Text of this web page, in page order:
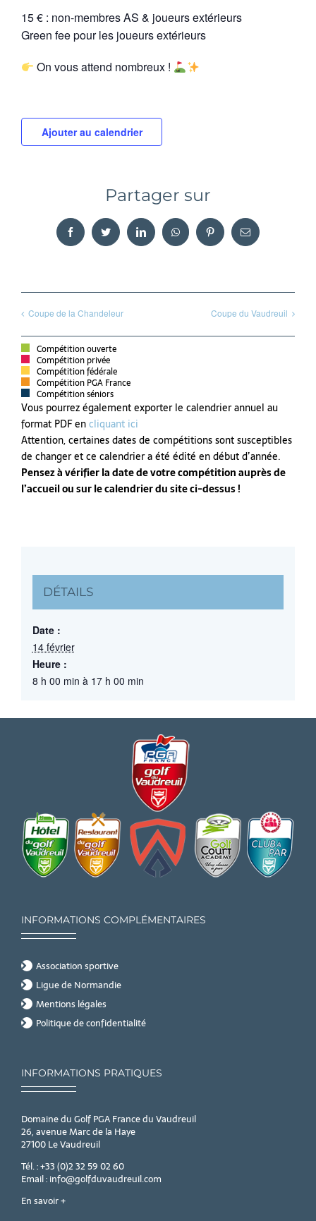
15 € : non-membres AS & joueurs extérieurs
Green fee pour les joueurs extérieurs
On vous attend nombreux !
Ajouter au calendrier
Partager sur
FacebookTwitter LinkedInWhatsAppPinterestEmail
Coupe de la Chandeleur Coupe du Vaudreuil
Compétition ouverte
Compétition privée
Compétition fédérale
Compétition PGA France
Compétition séniors
Vous pourrez également exporter le calendrier annuel au
format PDF encliquant ici
Attention, certaines dates de compétitions sont susceptibles
de changer et ce calendrier a été édité en début d’année.
Pensez à vérifier la date de votre compétition auprès de
l’accueil ou sur le calendrier du site ci-dessus !
DÉTAILS
Date :
14 février
Heure :
8 h 00 min à 17 h 00 min
INFORMATIONS COMPLÉMENTAIRES
Association sportive
Ligue de Normandie
Mentions légales
Politique de confidentialité
INFORMATIONS PRATIQUES
Domaine du Golf PGA France du Vaudreuil
26, avenue Marc de la Haye
27100 Le Vaudreuil
Tél. : +33 (0)2 32 59 02 60
Email : info@golfduvaudreuil.com
En savoir +